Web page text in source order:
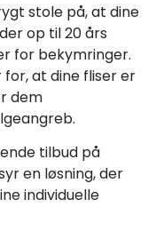
stole på, at dine
op til 20 års
for bekymringer.
at dine fliser er
dem
tilbud på
en løsning, der
individuelle